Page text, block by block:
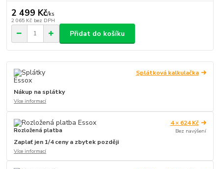
2 499 Kč/ks
2 065 Kč bez DPH
Přidat do košíku
Splátková kalkulačka
Nákup na splátky
Více informací
Rozložená platba
4 × 624 Kč
Bez navýšení
Zaplať jen 1/4 ceny a zbytek později
Více informací